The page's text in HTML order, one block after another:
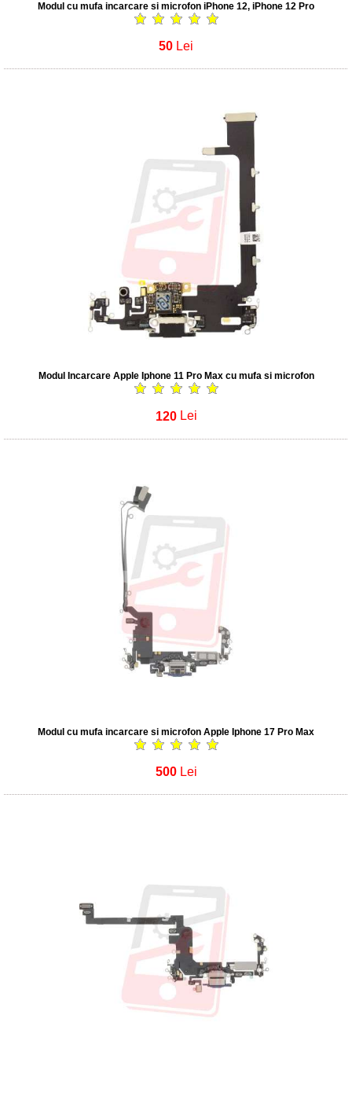
Modul cu mufa incarcare si microfon iPhone 12, iPhone 12 Pro
50 Lei
Modul Incarcare Apple Iphone 11 Pro Max cu mufa si microfon
120 Lei
Modul cu mufa incarcare si microfon Apple Iphone 17 Pro Max
500 Lei